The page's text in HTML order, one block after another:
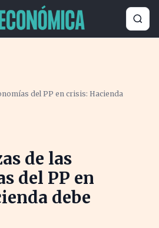
del PP en crisis: Hacienda
de las
del PP en
debe